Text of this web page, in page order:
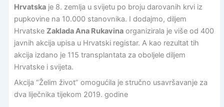
Hrvatskaje 8. zemlja u svijetu po broju darovanih krvi iz
pupkovine na 10.000 stanovnika. I dodajmo, diljem
Hrvatske Zaklada Ana Rukavinaorganizirala je više od 400
javnih akcija upisa u Hrvatski registar. A kao rezultat tih
akcija izdano je 115 transplantata za oboljele diljem
Hrvatske i svijeta.
Akcija “Želim život” omogućila je stručno usavršavanje za
dva liječnika tijekom 2019. godine